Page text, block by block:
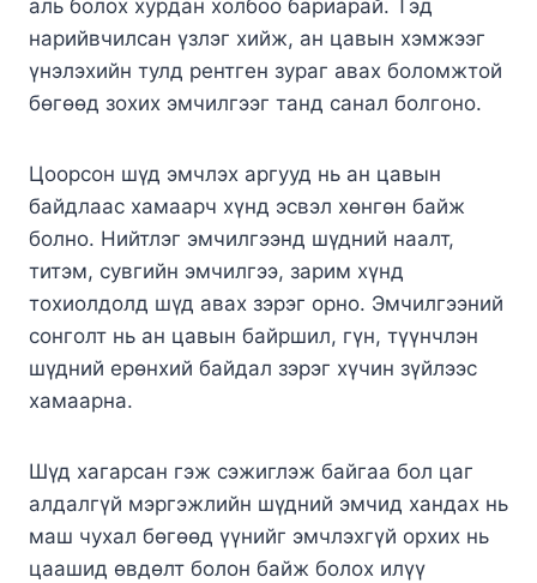
аль болох хурдан холбоо бариарай. Тэд
нарийвчилсан үзлэг хийж, ан цавын хэмжээг
үнэлэхийн тулд рентген зураг авах боломжтой
бөгөөд зохих эмчилгээг танд санал болгоно.
Цоорсон шүд эмчлэх аргууд нь ан цавын
байдлаас хамаарч хүнд эсвэл хөнгөн байж
болно. Нийтлэг эмчилгээнд шүдний наалт,
титэм, сувгийн эмчилгээ, зарим хүнд
тохиолдолд шүд авах зэрэг орно. Эмчилгээний
сонголт нь ан цавын байршил, гүн, түүнчлэн
шүдний ерөнхий байдал зэрэг хүчин зүйлээс
хамаарна.
Шүд хагарсан гэж сэжиглэж байгаа бол цаг
алдалгүй мэргэжлийн шүдний эмчид хандах нь
маш чухал бөгөөд үүнийг эмчлэхгүй орхих нь
цаашид өвдөлт болон байж болох илүү